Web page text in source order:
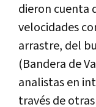
dieron cuenta
velocidades
arrastre, del
(Bandera de
analistas en
través de